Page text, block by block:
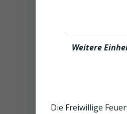
Weitere
Die Freiwillige